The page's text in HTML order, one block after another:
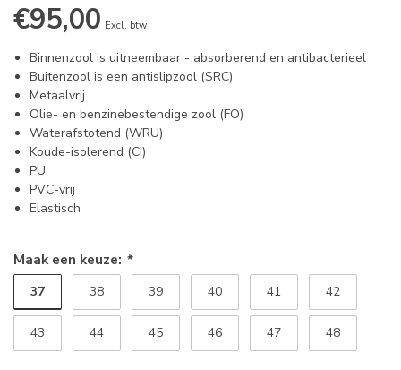
€95,00 Excl. btw
Binnenzool is uitneembaar - absorberend en antibacterieel
Buitenzool is een antislipzool (SRC)
Metaalvrij
Olie- en benzinebestendige zool (FO)
Waterafstotend (WRU)
Koude-isolerend (CI)
PU
PVC-vrij
Elastisch
Maak een keuze: *
37 38 39 40 41 42
43 44 45 46 47 48